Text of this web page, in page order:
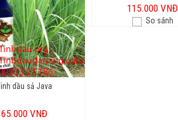
dầu sả Java
65.000 VNĐ
115.000 VNĐ
So sánh